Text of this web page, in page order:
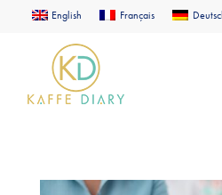
English Français